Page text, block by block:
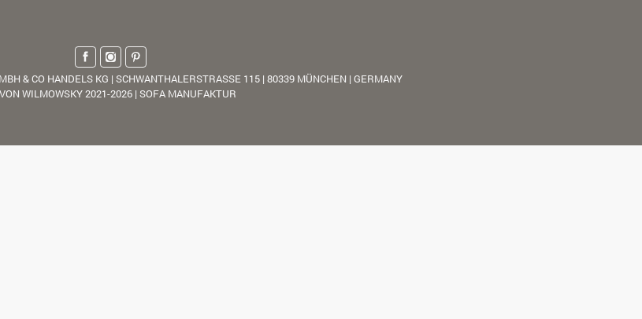
& CO HANDELS KG | SCHWANTHALERSTRASSE 115 | 80339 MÜNCHEN | GERMANY
WILMOWSKY 2021-2026 | SOFA MANUFAKTUR